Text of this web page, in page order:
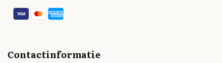
Contactinformatie